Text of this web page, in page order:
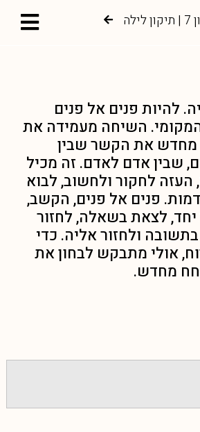
להיות פנים אל פנים
השיחה מעמידה את
מחדש את הקשר שבין
שבין אדם לאדם. זה מכיל
לחקור ולחשוב, לבוא
פנים אל פנים, הקשב,
לצאת בשאלה, לחזור
ולחזור אליה. כדי
אולי מתבקש לבחון את
מחדש.